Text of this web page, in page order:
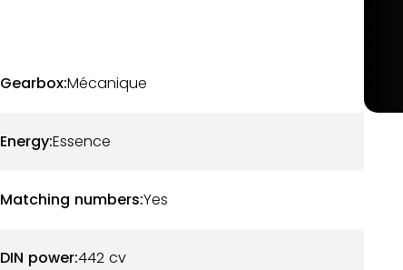
Gearbox:Mécanique
Energy:Essence
Matching numbers:Yes
DIN power:442 cv